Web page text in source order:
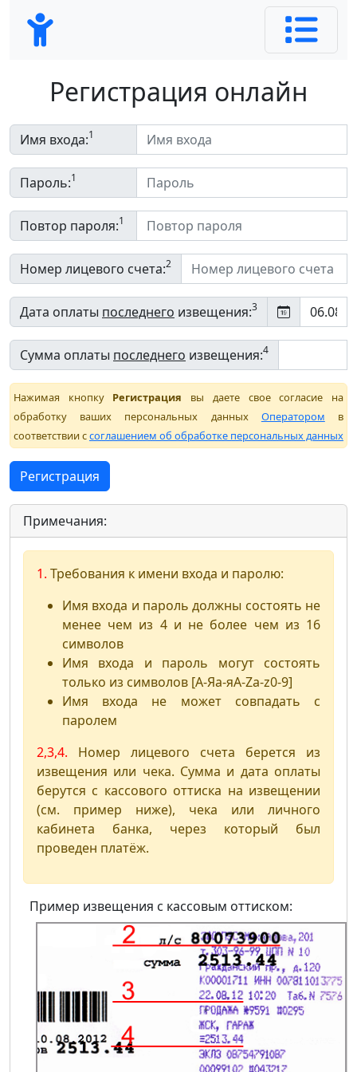
Регистрация онлайн
Имя входа:1
Пароль:1
Повтор пароля:1
Номер лицевого счета:2
Дата оплаты последнего извещения:3
Сумма оплаты последнего извещения:4
Нажимая кнопку Регистрация вы даете свое согласие на
обработку ваших персональных данных Оператором в
соответствии ссоглашением об обработке персональных данных
Примечания:
1. Требования к имени входа и паролю:
Имя входа и пароль должны состоять не
менее чем из 4 и не более чем из 16
символов
Имя входа и пароль могут состоять
только из символов [А-Яа-яA-Za-z0-9]
Имя входа не может совпадать с
паролем
2,3,4. Номер лицевого счета берется из
извещения или чека. Сумма и дата оплаты
берутся с кассового оттиска на извещении
(см. пример ниже), чека или личного
кабинета банка, через который был
проведен платёж.
Пример извещения с кассовым оттиском: